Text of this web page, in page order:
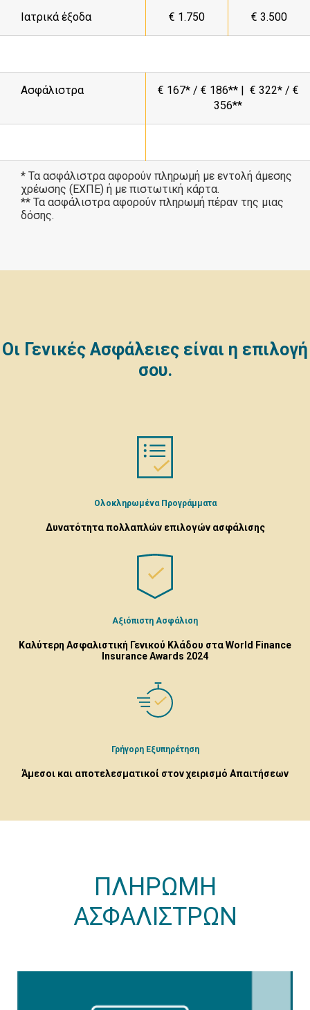
Ιατρικά έξοδα € 1.750 € 3.500
Ασφάλιστρα
€ 167* / € 186** | € 322* / €
356**
* Τα ασφάλιστρα αφορούν πληρωμή με εντολή άμεσης
χρέωσης (ΕΧΠΕ) ή με πιστωτική κάρτα.
** Τα ασφάλιστρα αφορούν πληρωμή πέραν της μιας
δόσης.
Οι Γενικές Ασφάλειες είναι η επιλογή
σου.
Ολοκληρωμένα Προγράμματα
Δυνατότητα πολλαπλών επιλογών ασφάλισης
Αξιόπιστη Ασφάλιση
Καλύτερη Ασφαλιστική Γενικού Κλάδου στα World Finance
Insurance Awards 2024
Γρήγορη Εξυπηρέτηση
Άμεσοι και αποτελεσματικοί στον χειρισμό Απαιτήσεων
ΠΛΗΡΩΜΗ
ΑΣΦΑΛΙΣΤΡΩΝ